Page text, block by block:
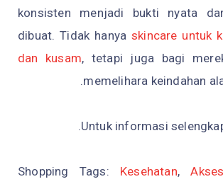
konsisten menjadi bukti nyata
dibuat. Tidak hanya skincare untuk
dan kusam, tetapi juga bagi
memelihara keindahan
Untuk informasi
.
Shopping Tags: Kesehatan,